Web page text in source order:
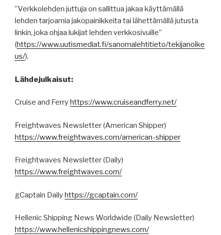
”Verkkolehden juttuja on sallittua jakaa käyttämällä
lehden tarjoamia jakopainikkeita tai lähettämällä jutusta
linkin, joka ohjaa lukijat lehden verkkosivuille”
(https://www.uutismediat.fi/sanomalehtitieto/tekijanoike
us/).
Lähdejulkaisut:
Cruise and Ferryhttps://www.cruiseandferry.net/
Freightwaves Newsletter (American Shipper)
https://www.freightwaves.com/american-shipper
Freightwaves Newsletter (Daily)
https://www.freightwaves.com/
gCaptain Dailyhttps://gcaptain.com/
Hellenic Shipping News Worldwide (Daily Newsletter)
https://www.hellenicshippingnews.com/